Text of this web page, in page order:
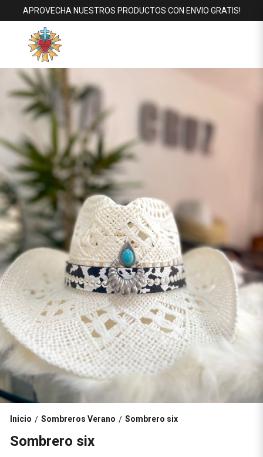
APROVECHA NUESTROS PRODUCTOS CON ENVIO GRATIS!
Inicio / Sombreros Verano / Sombrero six
Sombrero six